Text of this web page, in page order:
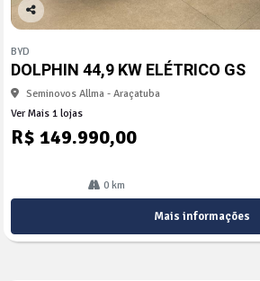
Co
arti
lhe
BYD
DOLPHIN 44,9 KW ELÉTRICO GS
Seminovos Allma - Araçatuba
Ver Mais 1 lojas
R$ 149.990,00
0 km
Mais informações